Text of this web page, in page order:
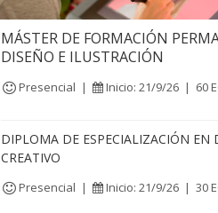
MÁSTER DE FORMACIÓN
DISEÑO E ILUSTRACIÓN
Presencial | Inicio: 21/9/26 | 60
DIPLOMA DE ESPECIALIZACIÓN EN
CREATIVO
Presencial | Inicio: 21/9/26 | 30